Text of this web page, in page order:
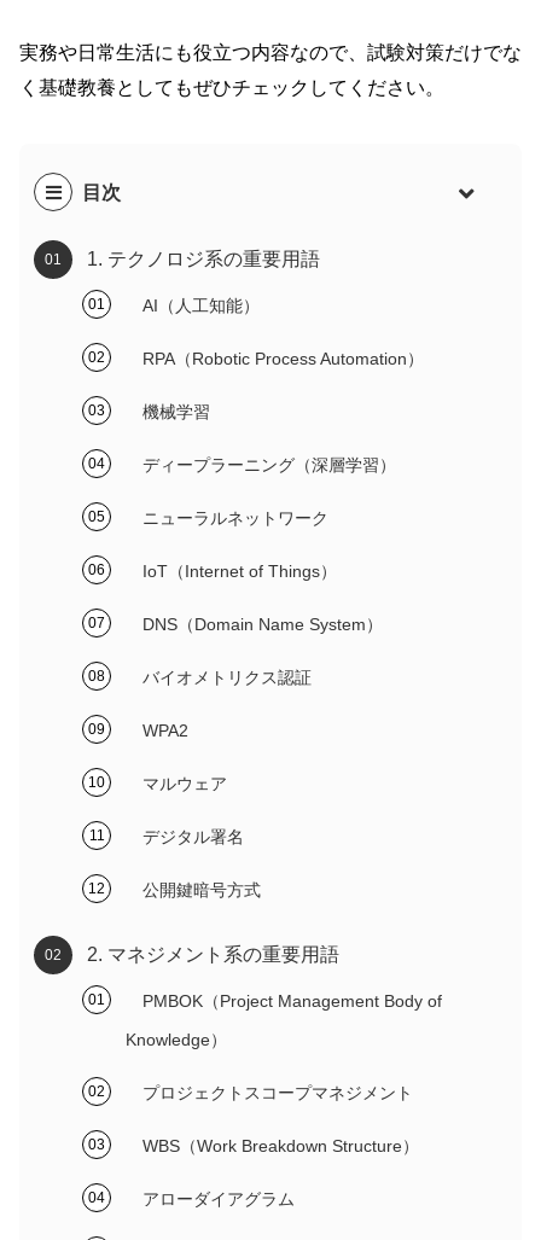
実務や日常生活にも役立つ内容なので、試験対策だけでな
く基礎教養としてもぜひチェックしてください。
目次
1. テクノロジ系の重要用語
AI（人工知能）
RPA（Robotic Process Automation）
機械学習
ディープラーニング（深層学習）
ニューラルネットワーク
IoT（Internet of Things）
DNS（Domain Name System）
バイオメトリクス認証
WPA2
マルウェア
デジタル署名
公開鍵暗号方式
2. マネジメント系の重要用語
PMBOK（Project Management Body of
Knowledge）
プロジェクトスコープマネジメント
WBS（Work Breakdown Structure）
アローダイアグラム